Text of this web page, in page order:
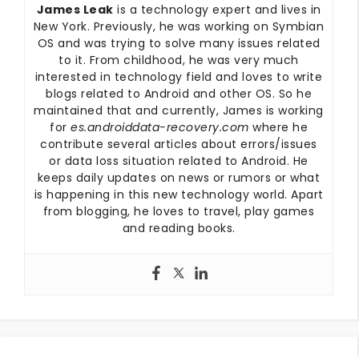
James Leak is a technology expert and lives in
New York. Previously, he was working on Symbian
OS and was trying to solve many issues related
to it. From childhood, he was very much
interested in technology field and loves to write
blogs related to Android and other OS. So he
maintained that and currently, James is working
for es.androiddata-recovery.com where he
contribute several articles about errors/issues
or data loss situation related to Android. He
keeps daily updates on news or rumors or what
is happening in this new technology world. Apart
from blogging, he loves to travel, play games
and reading books.